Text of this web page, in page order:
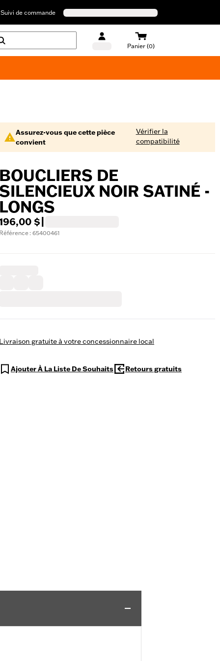
Suivi de commande
Panier (0)
Assurez-vous que cette pièce
convient
Vérifier la
compatibilité
BOUCLIERS DE
SILENCIEUX NOIR SATINÉ -
LONGS
$
Référence : 65400461
Livraison gratuite à votre concessionnaire local
Ajouter À La Liste De Souhaits Retours gratuits